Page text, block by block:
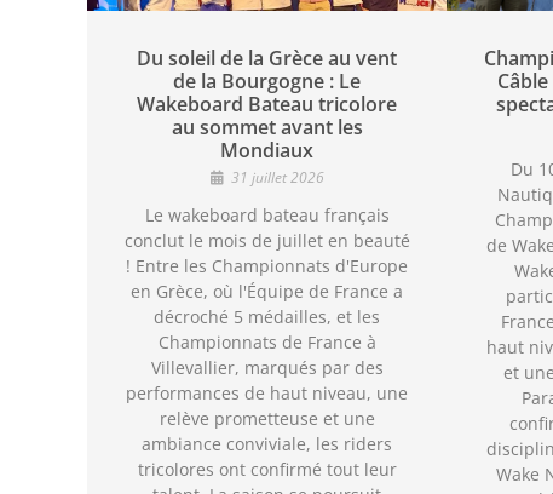
Du soleil de la Grèce au vent
de la Bourgogne : Le
Wakeboard Bateau tricolore
au sommet avant les
Mondiaux
31 juillet 2026
Le wakeboard bateau français
conclut le mois de juillet en beauté
! Entre les Championnats d'Europe
en Grèce, où l'Équipe de France a
décroché 5 médailles, et les
Championnats de France à
Villevallier, marqués par des
performances de haut niveau, une
relève prometteuse et une
ambiance conviviale, les riders
tricolores ont confirmé tout leur
Du
de
haut
et
Wake